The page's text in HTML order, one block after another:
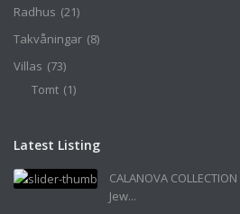
Radhus (21)
Takvåningar (8)
Villas (73)
Tomt (1)
Latest Listing
CALANOVA
Jew...